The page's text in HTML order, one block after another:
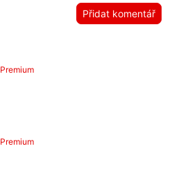
Přidat komentář
Premium
Premium